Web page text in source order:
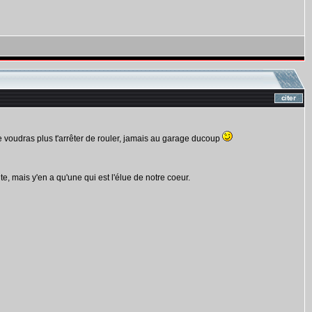
plus t'arrêter de rouler, jamais au garage ducoup
mais y'en a qu'une qui est l'élue de notre coeur.